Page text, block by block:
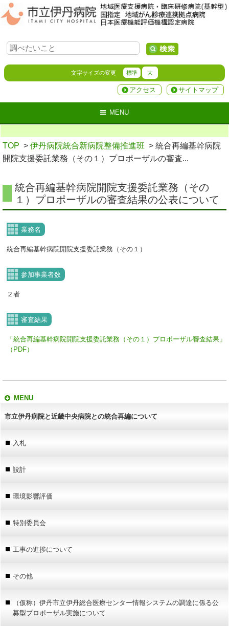
文字サイズの変更 標準 大
サイトマップ
アクセス
MENU
TOP > 伊丹病院統合新病院整備推進班 > 統合再編基幹病院
開院支援委託業務（その１）プロポーザルの審査...
統合再編基幹病院開院支援委託業務（その
１）プロポーザルの審査結果の公表について
業務名
統合再編基幹病院開院支援委託業務（その１）
参加事業者数
２者
審査結果
「統合再編基幹病院開院支援委託業務（その１）プロポーザル審査結果」
（PDF）
MENU
市立伊丹病院と近畿中央病院との統合再編について
入札
設計
環境影響評価
特別委員会
工事の進捗について
その他
（仮称）伊丹市立伊丹総合医療センター情報システムの調達に係る公
募型プロポーザル実施について